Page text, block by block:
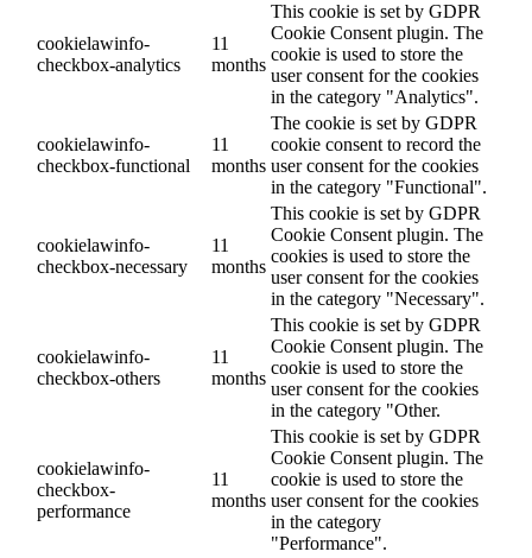
cookielawinfo-
checkbox-analytics
11
months
This cookie is set by GDPR
Cookie Consent plugin. The
cookie is used to store the
user consent for the cookies
in the category "Analytics".
cookielawinfo-
checkbox-functional
11
months
The cookie is set by GDPR
cookie consent to record the
user consent for the cookies
in the category "Functional".
cookielawinfo-
checkbox-necessary
11
months
This cookie is set by GDPR
Cookie Consent plugin. The
cookies is used to store the
user consent for the cookies
in the category "Necessary".
cookielawinfo-
checkbox-others
11
months
This cookie is set by GDPR
Cookie Consent plugin. The
cookie is used to store the
user consent for the cookies
in the category "Other.
cookielawinfo-
checkbox-
performance
11
months
This cookie is set by GDPR
Cookie Consent plugin. The
cookie is used to store the
user consent for the cookies
in the category
"Performance".